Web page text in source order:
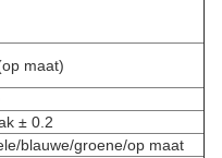
maat)
± 0.2
blauwe/groene/op maat